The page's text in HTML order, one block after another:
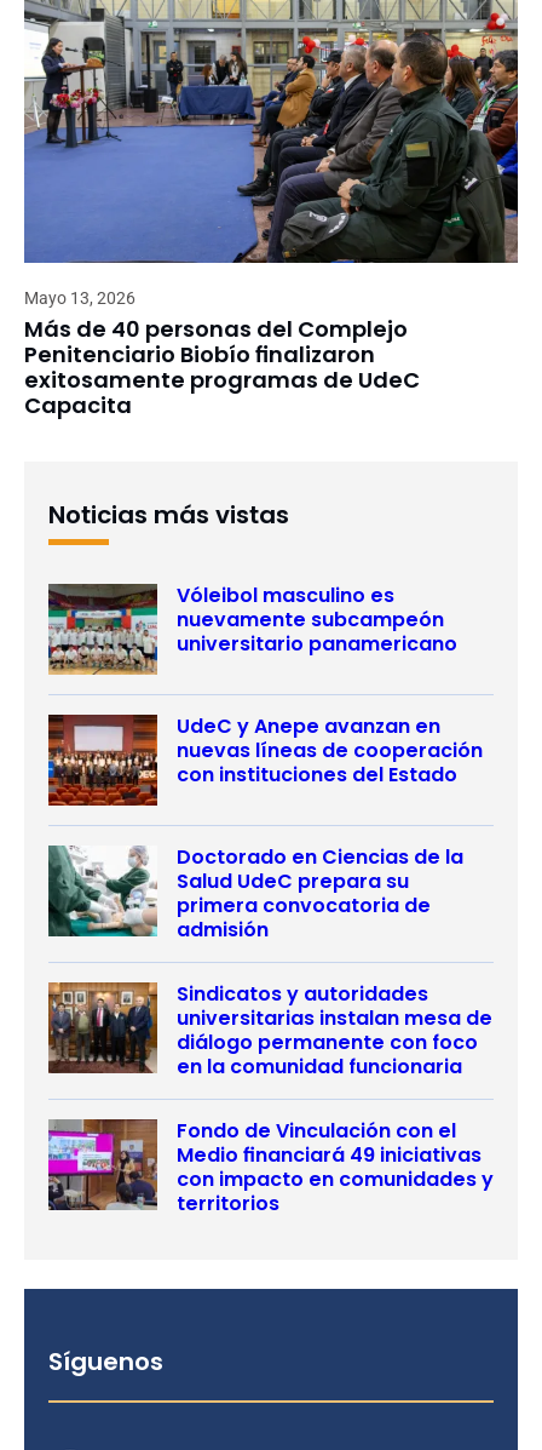
Mayo 13, 2026
Más de 40 personas del Complejo
Penitenciario Biobío finalizaron
exitosamente programas de UdeC
Capacita
Noticias más vistas
Vóleibol masculino es
nuevamente subcampeón
universitario panamericano
UdeC y Anepe avanzan en
nuevas líneas de cooperación
con instituciones del Estado
Doctorado en Ciencias de la
Salud UdeC prepara su
primera convocatoria de
admisión
Sindicatos y autoridades
universitarias instalan mesa de
diálogo permanente con foco
en la comunidad funcionaria
Fondo de Vinculación con el
Medio financiará 49 iniciativas
con impacto en comunidades y
territorios
Síguenos